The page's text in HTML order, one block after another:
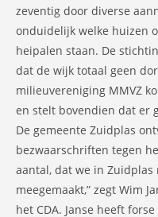
zeventig door diverse
onduidelijk welke huizen
heipalen staan. De
dat de wijk totaal geen
milieuvereniging MMVZ
en stelt bovendien dat er
De gemeente Zuidplas
bezwaarschriften tegen
aantal, dat we in
meegemaakt,” zegt Wim
het CDA. Janse heeft